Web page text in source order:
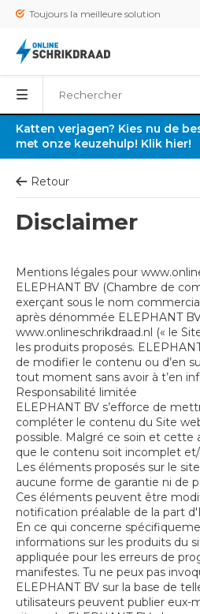
Toujours la meilleure solution
Katten verjagen? Kies nu de
met onze keuzehulp! Klik hier!
Retour
Disclaimer
Mentions légales pour
ELEPHANT BV (Chambre de
exerçant sous le nom
après dénommée ELEPHANT
www.onlineschrikdraad.nl (« le
les produits proposés.
de modifier le contenu ou d’en
tout moment sans avoir à t’en
Responsabilité limitée
ELEPHANT BV s’efforce de
compléter le contenu du Site
possible. Malgré ce soin et cette
que le contenu soit incomplet
Les éléments proposés sur le
aucune forme de garantie ni de
Ces éléments peuvent être
notification préalable de la part
En ce qui concerne
informations sur les produits du
appliquée pour les erreurs de
manifestes. Tu ne peux pas
ELEPHANT BV sur la base de
utilisateurs peuvent publier eux-